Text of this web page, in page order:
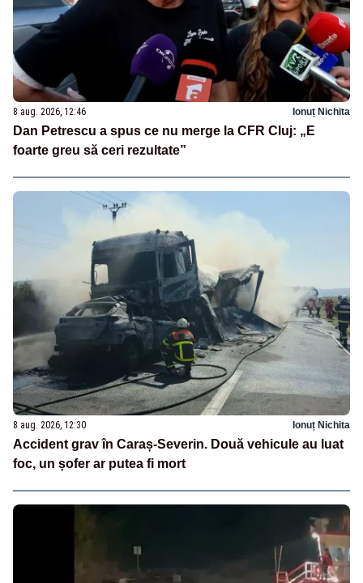
8 aug. 2026, 12:46 Ionuț Nichita
Dan Petrescu a spus ce nu merge la CFR Cluj: „E
foarte greu să ceri rezultate”
8 aug. 2026, 12:30 Ionuț Nichita
Accident grav în Caraș-Severin. Două vehicule au luat
foc, un șofer ar putea fi mort